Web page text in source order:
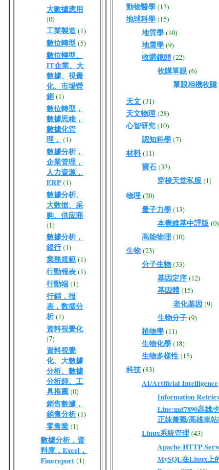
大數據應用
(0)
工業製造 (1)
數位轉型 (5)
數位轉型、
IT企業、大
數據、視覺
化、市場營
銷 (1)
數位轉型，
數據思維，
數據化管
理， (1)
數據分析，
企業管理，
人力資源，
ERP (1)
數據分析、
大数据、采
购、供应商
(1)
數據分析，
銀行 (1)
業務規範 (1)
行動報表 (1)
行動端 (1)
行銷，报
表，数据分
析 (1)
資料視覺化
(7)
資料視覺
化、大數據
分析、數據
分析師、工
具推薦 (0)
銷售數據，
銷售分析 (1)
零售業 (1)
數據分析，資
料庫，Excel，
Finereport (1)
動物醫學 (13)
地球科學 (15)
地質學 (10)
地震學 (9)
收購鏡頭 (22)
收購單眼 (6)
單眼相機收購
天文 (31)
天文物理 (28)
心智研究 (10)
認知科學 (7)
材料 (11)
寶石 (33)
穿梭天堂私服 (1)
物理 (20)
量子力學 (13)
本覺維基中譯版 (0)
高能物理 (10)
生物 (23)
分子生物 (33)
基因定序 (12)
基因體 (15)
老化基因 (9)
生物分子 (9)
植物學 (11)
生物化學 (18)
生物多樣性 (15)
科技 (83)
AI/Artificial Intelligence
Information
Line:md7890高雄/
正妹兼職/高雄車
Linux系統管理 (43)
Apache HTTP
MySQL在Linux上